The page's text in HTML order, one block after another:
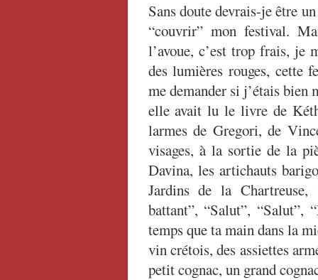
Sans doute devrais-je être
“couvrir” mon festival.
l’avoue, c’est trop frais, je
des lumières rouges, cette
me demander si j’étais bien
elle avait lu le livre de
larmes de Gregori, de
visages, à la sortie de la
Davina, les artichauts
Jardins de la Chartreuse,
battant”, “Salut”, “Salut”,
temps que ta main dans la
vin crétois, des assiettes
petit cognac, un grand